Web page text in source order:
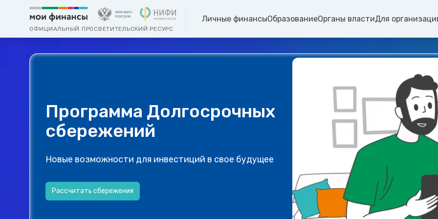
ОФИЦИАЛЬНЫЙ ПРОСВЕТИТЕЛЬСКИЙ РЕСУРС
Личные финансыОбразованиеОрганы властиДля
Программа Долгосрочных
сбережений
Новые возможности для инвестиций в свое будущее
Рассчитать сбережения